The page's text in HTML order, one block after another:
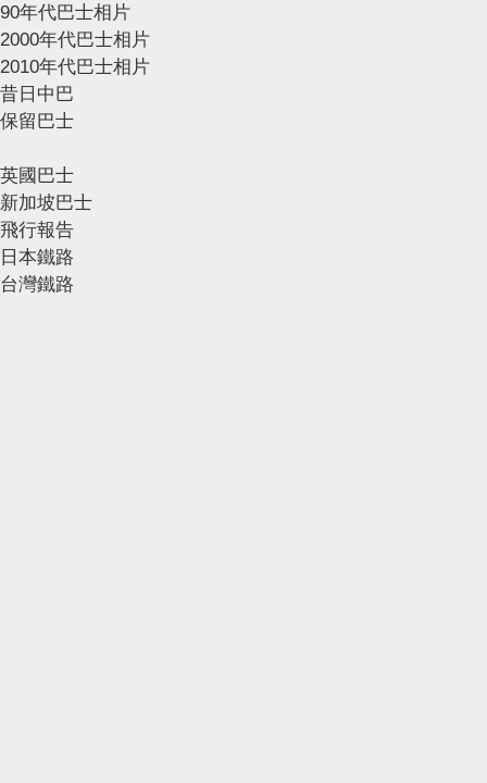
90年代巴士相片
2000年代巴士相片
2010年代巴士相片
昔日中巴
保留巴士
英國巴士
新加坡巴士
飛行報告
日本鐵路
台灣鐵路